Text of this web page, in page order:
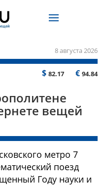
8 августа 2026
$ 82.17 € 94.84
вещей
метро 7
поезд
Году науки и